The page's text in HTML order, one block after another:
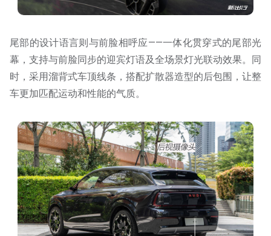
尾部的设计语言则与前脸相呼应——一体化贯穿式的尾部光
幕，支持与前脸同步的迎宾灯语及全场景灯光联动效果。同
时，采用溜背式车顶线条，搭配扩散器造型的后包围，让整
车更加匹配运动和性能的气质。